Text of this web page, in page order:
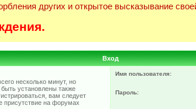
других и открытое высказывание
Вход
несколько минут, но
установлены также
вам следует
присутствие на форумах
Имя пользователя:
Пароль: